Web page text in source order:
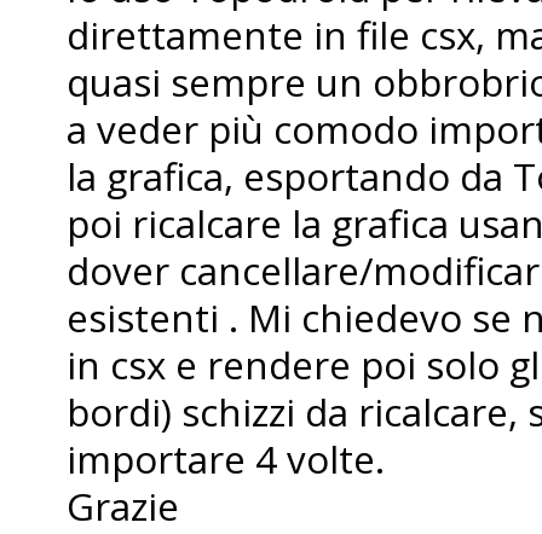
direttamente in file csx,
quasi sempre un
a veder più comodo
la grafica, esportando da
poi ricalcare la grafica
dover cancellare/
esistenti . Mi chiedevo se
in csx e rendere poi solo
bordi) schizzi da
importare 4 volte.
Grazie